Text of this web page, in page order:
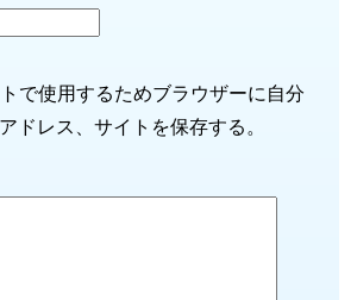
で使用するためブラウザーに自分
ドレス、サイトを保存する。